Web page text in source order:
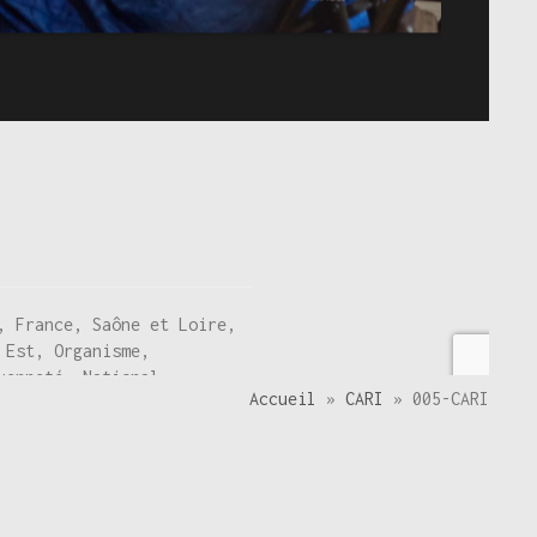
Accueil » CARI » 005-CARI
France, Saône et Loire,
Organisme,
National,
la Faim, Contre les